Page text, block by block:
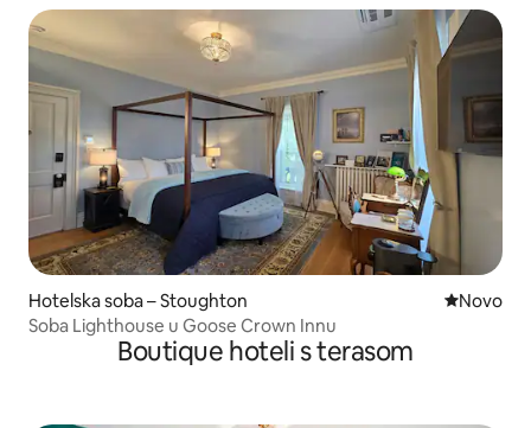
Hotelska soba – Stoughton Novi
Novo
Soba Lighthouse u Goose Crown Innu
Boutique hoteli s terasom